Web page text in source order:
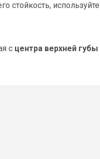
стойкость, используйте
с центра верхней губы